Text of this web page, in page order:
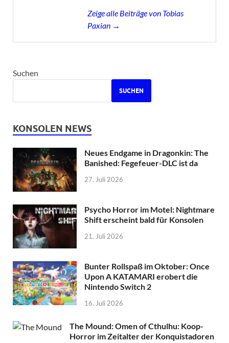
Zeige alle Beiträge von Tobias
Paxian →
Suchen
SUCHEN
KONSOLEN NEWS
Neues Endgame in Dragonkin: The
Banished: Fegefeuer-DLC ist da
27. Juli 2026
Psycho Horror im Motel: Nightmare
Shift erscheint bald für Konsolen
21. Juli 2026
Bunter Rollspaß im Oktober: Once
Upon A KATAMARI erobert die
Nintendo Switch 2
16. Juli 2026
The Mound: Omen of Cthulhu: Koop-
Horror im Zeitalter der Konquistadoren